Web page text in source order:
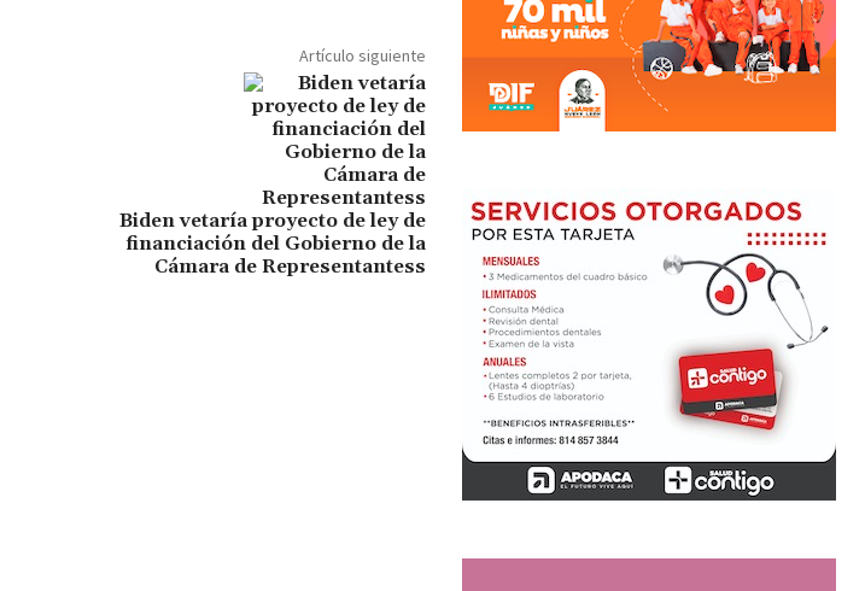
Artículo siguiente
Biden vetaría proyecto de ley de
financiación del Gobierno de la
Cámara de Representantess